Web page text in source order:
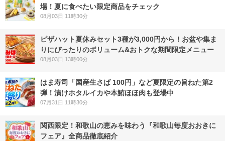
場！夏に食べたい限定商品をチェック
08月03日 11時30分
ピザハット夏休みセット3種が3,000円から！お盆や集ま
りにぴったりのボリューム&おトクな期間限定メニュー
08月03日 13時00分
はま寿司「国産生さば 100円」など夏限定の旨ねた第2
弾！漬けホタルイカや本鮪ほほ肉も登場中
07月31日 11時30分
関西限定！和歌山の恵みを味わう『和歌山毎度おおきに
フェア』全商品徹底紹介